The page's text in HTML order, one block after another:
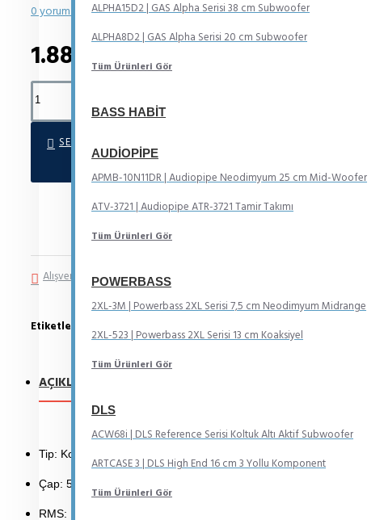
ALPHA15D2 | GAS Alpha Serisi 38 cm Subwoofer
ALPHA8D2 | GAS Alpha Serisi 20 cm Subwoofer
Tüm Ürünleri Gör
BASS HABIT
AUDIOPIPE
APMB-10N11DR | Audiopipe Neodimyum 25 cm Mid-Woofer
ATV-3721 | Audiopipe ATR-3721 Tamir Takımı
Tüm Ürünleri Gör
POWERBASS
2XL-3M | Powerbass 2XL Serisi 7,5 cm Neodimyum Midrange
2XL-523 | Powerbass 2XL Serisi 13 cm Koaksiyel
Tüm Ürünleri Gör
DLS
ACW68i | DLS Reference Serisi Koltuk Altı Aktif Subwoofer
ARTCASE 3 | DLS High End 16 cm 3 Yollu Komponent
Tüm Ürünleri Gör
0 yorum yapılmış.-Yorum Yap
1.880TL
SEPETE EKLE
Alışveriş Listeme Ekle Karşılaştırma listesine ekle
Etiketler:
AÇIKLAMA
Tip: Komponent Tweeter
Çap: 5,8 cm
RMS: 100 W